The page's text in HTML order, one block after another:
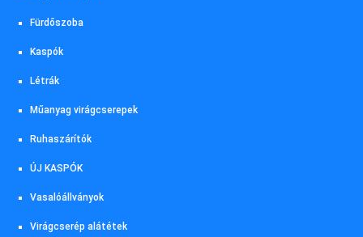
Fürdőszoba
Kaspók
Létrák
Műanyag virágcserepek
Ruhaszárítók
ÚJ KASPÓK
Vasalóállványok
Virágcserép alátétek